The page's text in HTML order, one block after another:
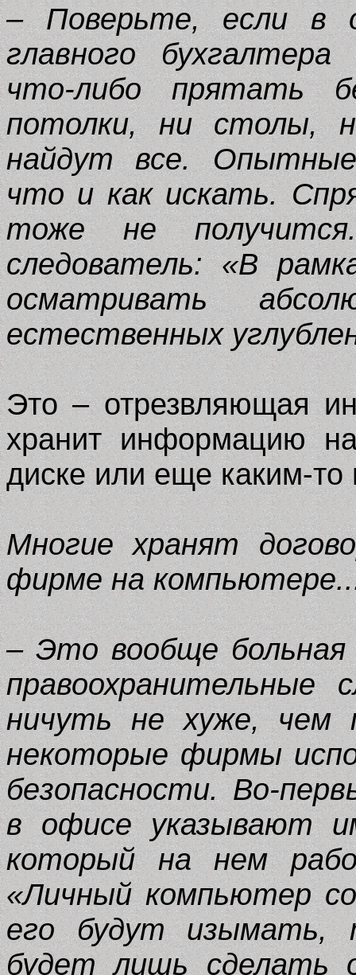
– Поверьте, если в
главного бухгалтера
что-либо прятать
потолки, ни столы,
найдут все.
что и как искать.
тоже не
следователь: «В
осматривать
естественных
Это – отрезвляющая
хранит информацию
диске или еще каким-
Многие хранят
фирме на
– Это вообще
правоохранительные
ничуть не хуже, чем
некоторые фирмы
безопасности. Во-
в офисе указывают
который на нем
«Личный компьютер
его будут изымать,
будет лишь сделать